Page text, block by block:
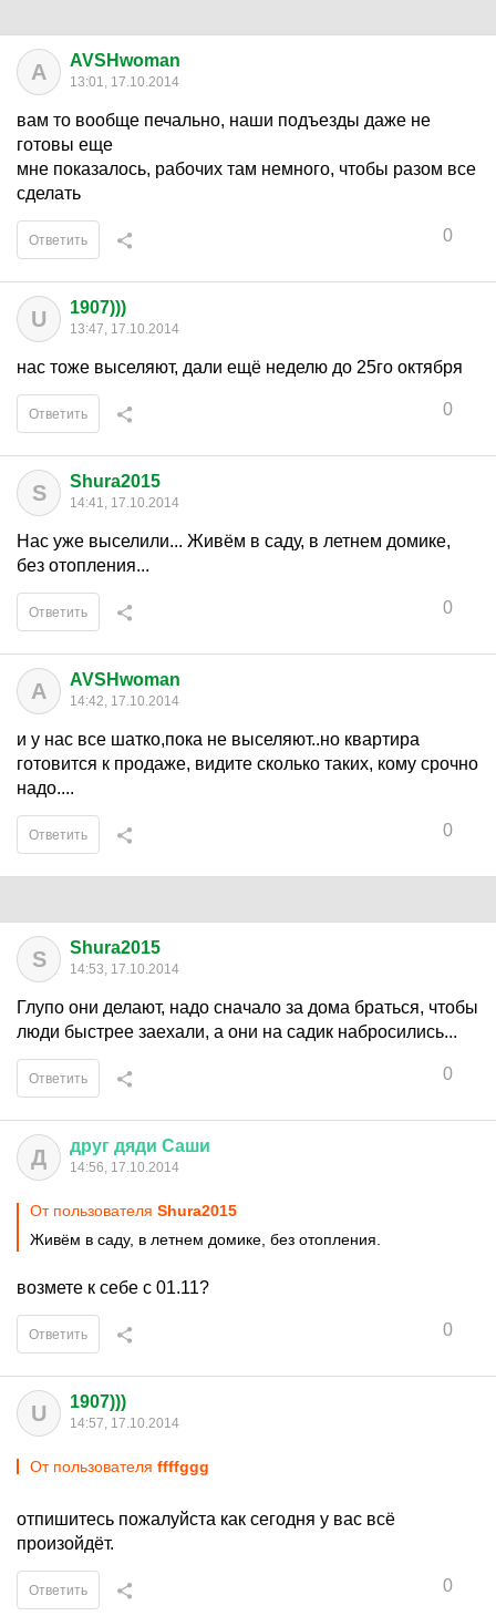
A AVSHwoman
13:01, 17.10.2014
вам то вообще печально, наши подъезды даже не
готовы еще
мне показалось, рабочих там немного, чтобы разом все
сделать
0
Ответить
U 1907)))
13:47, 17.10.2014
нас тоже выселяют, дали ещё неделю до 25го октября
0
Ответить
S Shura2015
14:41, 17.10.2014
Нас уже выселили... Живём в саду, в летнем домике,
без отопления...
0
Ответить
A AVSHwoman
14:42, 17.10.2014
и у нас все шатко,пока не выселяют..но квартира
готовится к продаже, видите сколько таких, кому срочно
надо....
0
Ответить
S Shura2015
14:53, 17.10.2014
Глупо они делают, надо сначало за дома браться, чтобы
люди быстрее заехали, а они на садик набросились...
0
Ответить
Д друг дяди Саши
14:56, 17.10.2014
От пользователя Shura2015
Живём в саду, в летнем домике, без отопления.
возмете к себе с 01.11?
0
Ответить
U 1907)))
14:57, 17.10.2014
От пользователя ffffggg
отпишитесь пожалуйста как сегодня у вас всё
произойдёт.
0
Ответить